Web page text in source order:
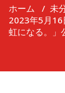
ホーム / 未
2023年5月16
虹になる。」